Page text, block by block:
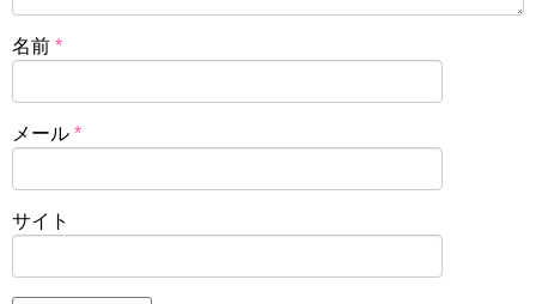
名前 *
メール *
サイト